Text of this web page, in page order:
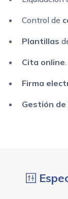
Control de
Plantillas
Cita online.
Firma
Gestión